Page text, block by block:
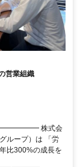
営業組織
株式会
ループ）は 「労
比300%の成長を